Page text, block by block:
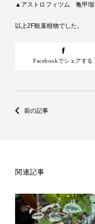
▲アストロフィツム 亀甲瑠
以上2F観葉植物でした。
Facebookでシェアする
前の記事
関連記事